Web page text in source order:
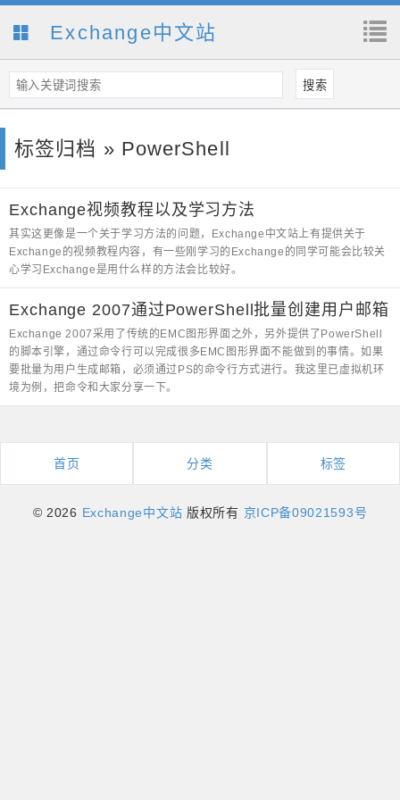
Exchange中文站
标签归档 » PowerShell
Exchange视频教程以及学习方法
其实这更像是一个关于学习方法的问题，Exchange中文站上有提供关于
Exchange的视频教程内容，有一些刚学习的Exchange的同学可能会比较关
心学习Exchange是用什么样的方法会比较好。
Exchange 2007通过PowerShell批量创建用户邮箱
Exchange 2007采用了传统的EMC图形界面之外，另外提供了PowerShell
的脚本引擎，通过命令行可以完成很多EMC图形界面不能做到的事情。如果
要批量为用户生成邮箱，必须通过PS的命令行方式进行。我这里已虚拟机环
境为例，把命令和大家分享一下。
首页 分类 标签
© 2026 Exchange中文站 版权所有 京ICP备09021593号